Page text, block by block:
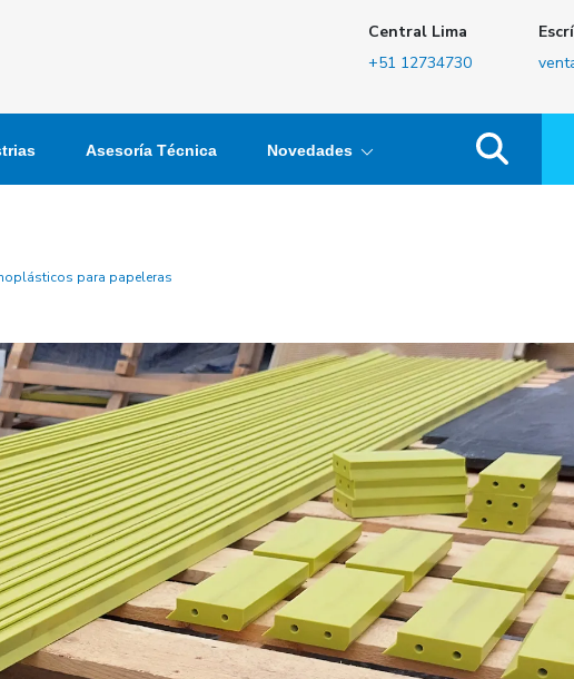
Central Lima
+51 12734730
Asesoría Técnica Novedades
para papeleras